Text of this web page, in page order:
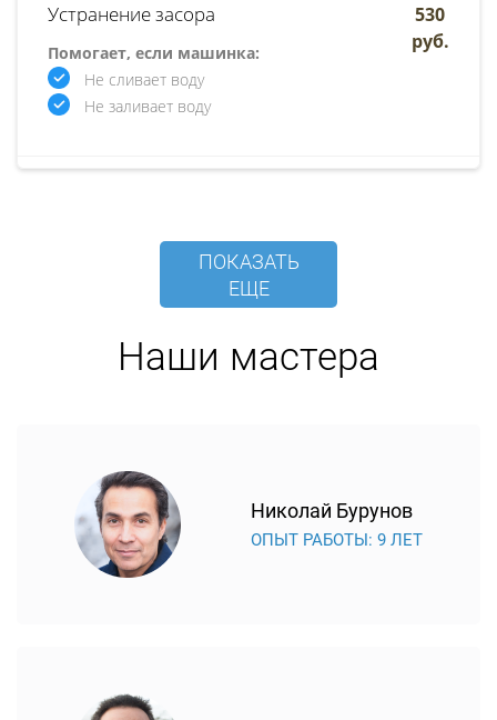
Устранение засора
Помогает, если машинка:
Не сливает воду
Не заливает воду
530
руб.
ПОКАЗАТЬ
ЕЩЕ
Наши мастера
Николай Бурунов
ОПЫТ РАБОТЫ: 9 ЛЕТ